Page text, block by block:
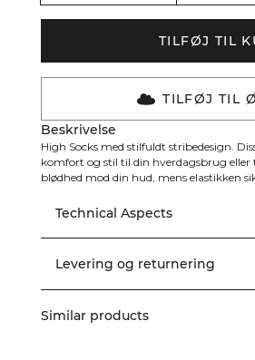
TILFØJ TIL
TILFØJ TIL
Beskrivelse
High Socks med stilfuldt stribedesign.
komfort og stil til din hverdagsbrug
blødhed mod din hud, mens elastikken
Perfekt til træningssessioner eller
Technical Aspects
Levering og returnering
Similar products